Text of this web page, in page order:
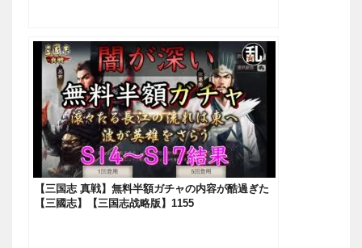
【三国志 真戦】無料半額ガチャの内容が酷過ぎた
【三國志】【三国志战略版】1155